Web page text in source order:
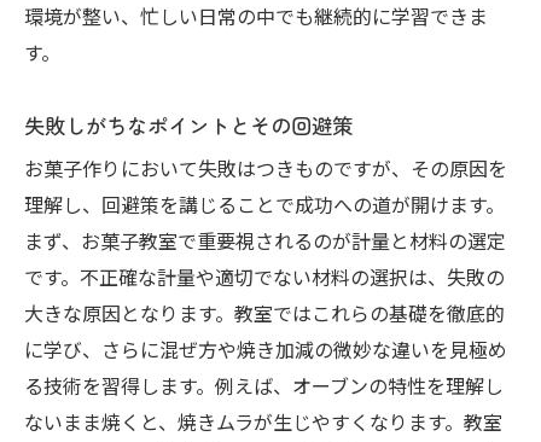
参加者のレビューから見る人気レッスン
サポートする
季節に応じたレシピで新しい味を発見
伝統的なレシピを現代風にアレンジする方
法
洋酒を使った大人のデザートの魅力
ヘルシースイーツのレシピとその工夫
日本と海外のスイーツ文化を学ぶ
初心者でも挑戦できる多様なレシピ
環境が整い、忙しい日常の中でも継続的に学習できま
す。
失敗しがちなポイントとその回避策
お菓子作りにおいて失敗はつきものですが、その原因を
理解し、回避策を講じることで成功への道が開けます。
まず、お菓子教室で重要視されるのが計量と材料の選定
です。不正確な計量や適切でない材料の選択は、失敗の
大きな原因となります。教室ではこれらの基礎を徹底的
に学び、さらに混ぜ方や焼き加減の微妙な違いを見極め
る技術を習得します。例えば、オーブンの特性を理解し
ないまま焼くと、焼きムラが生じやすくなります。教室